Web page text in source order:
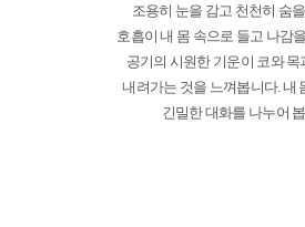
조용히 눈을 감고 천천히 숨
호흡이 내 몸 속으로 들고 나감
공기의 시원한 기운이 코와 목
내려가는 것을 느껴봅니다. 내
긴밀한 대화를 나누어